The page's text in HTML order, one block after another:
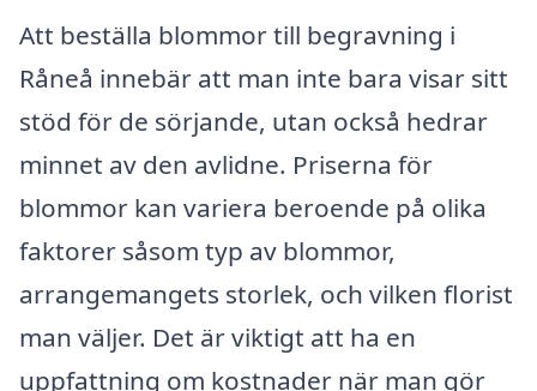
Att beställa blommor till begravning i
Råneå innebär att man inte bara visar sitt
stöd för de sörjande, utan också hedrar
minnet av den avlidne. Priserna för
blommor kan variera beroende på olika
faktorer såsom typ av blommor,
arrangemangets storlek, och vilken florist
man väljer. Det är viktigt att ha en
uppfattning om kostnader när man gör